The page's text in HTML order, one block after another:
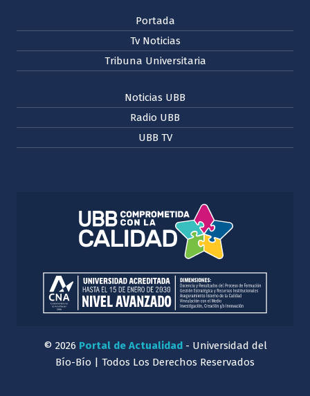
Portada
Tv Noticias
Tribuna Universitaria
Noticias UBB
Radio UBB
UBB TV
© 2026 Portal de Actualidad - Universidad del
Bío-Bío | Todos Los Derechos Reservados